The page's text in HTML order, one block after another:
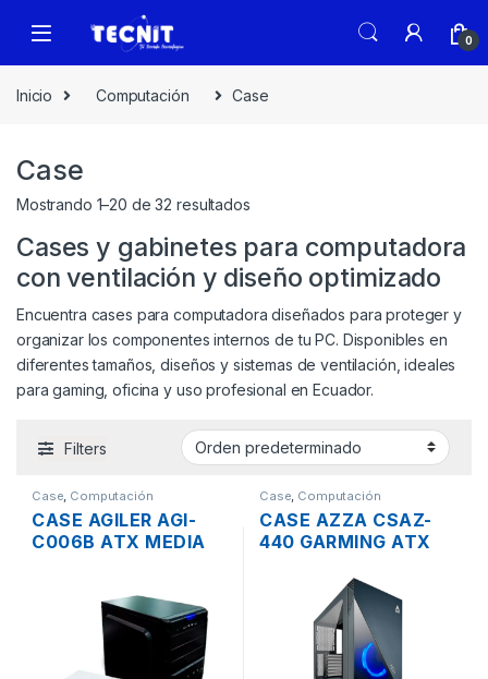
0
Inicio Computación Case
Case
Mostrando 1–20 de 32 resultados
Cases y gabinetes para computadora
con ventilación y diseño optimizado
Encuentra cases para computadora diseñados para proteger y
organizar los componentes internos de tu PC. Disponibles en
diferentes tamaños, diseños y sistemas de ventilación, ideales
para gaming, oficina y uso profesional en Ecuador.
Filters
Case, Computación
CASE AGILER AGI-
C006B ATX MEDIA
Case, Computación
CASE AZZA CSAZ-
440 GARMING ATX
TAPA TRASLUCIDA
SIN FUENTE